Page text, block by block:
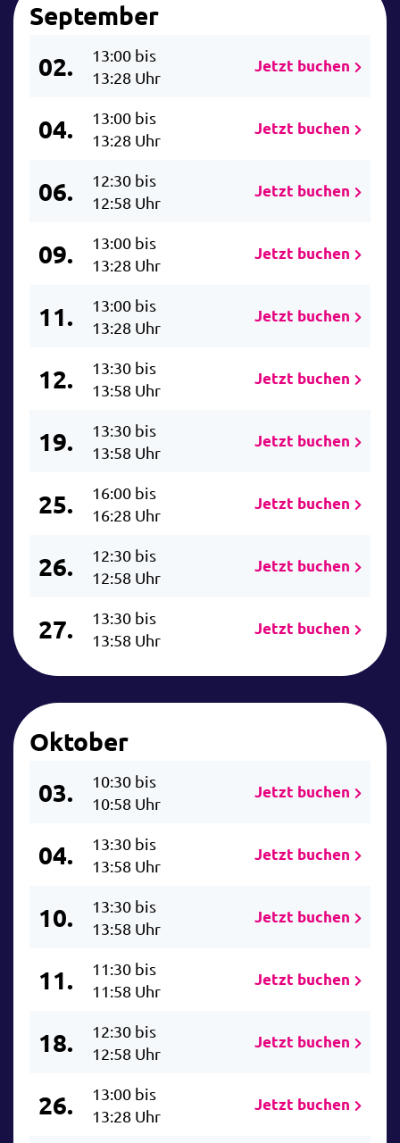
September
02.
13:00 bis
13:28 Uhr
Jetzt buchen
04.
13:00 bis
13:28 Uhr
Jetzt buchen
06.
12:30 bis
12:58 Uhr
Jetzt buchen
09.
13:00 bis
13:28 Uhr
Jetzt buchen
11.
13:00 bis
13:28 Uhr
Jetzt buchen
12.
13:30 bis
13:58 Uhr
Jetzt buchen
19.
13:30 bis
13:58 Uhr
Jetzt buchen
25.
16:00 bis
16:28 Uhr
Jetzt buchen
26.
12:30 bis
12:58 Uhr
Jetzt buchen
27.
13:30 bis
13:58 Uhr
Jetzt buchen
Oktober
03.
10:30 bis
10:58 Uhr
Jetzt buchen
04.
13:30 bis
13:58 Uhr
Jetzt buchen
10.
13:30 bis
13:58 Uhr
Jetzt buchen
11.
11:30 bis
11:58 Uhr
Jetzt buchen
18.
12:30 bis
12:58 Uhr
Jetzt buchen
26.
13:00 bis
13:28 Uhr
Jetzt buchen